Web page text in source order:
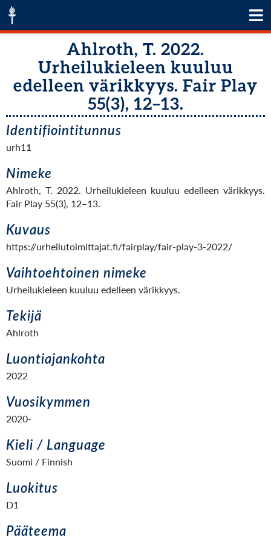
Ahlroth, T. 2022.
Urheilukieleen kuuluu
edelleen värikkyys. Fair Play
55(3), 12–13.
Identifiointitunnus
urh11
Nimeke
Ahlroth, T. 2022. Urheilukieleen kuuluu edelleen värikkyys.
Fair Play 55(3), 12–13.
Kuvaus
https://urheilutoimittajat.fi/fairplay/fair-play-3-2022/
Vaihtoehtoinen nimeke
Urheilukieleen kuuluu edelleen värikkyys.
Tekijä
Ahlroth
Luontiajankohta
2022
Vuosikymmen
2020-
Kieli / Language
Suomi / Finnish
Luokitus
D1
Pääteema